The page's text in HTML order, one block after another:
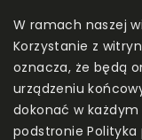
W ramach naszej
Korzystanie z
oznacza, że będą
urządzeniu
dokonać w
podstronie